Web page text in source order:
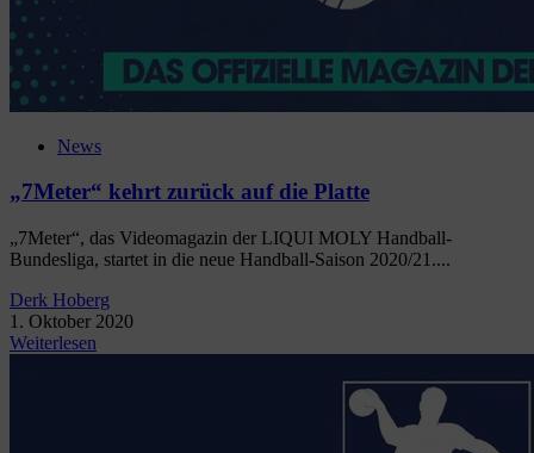
News
„7Meter“ kehrt zurück auf die Platte
„7Meter“, das Videomagazin der LIQUI MOLY Handball-
Bundesliga, startet in die neue Handball-Saison 2020/21....
Derk Hoberg
1. Oktober 2020
Weiterlesen